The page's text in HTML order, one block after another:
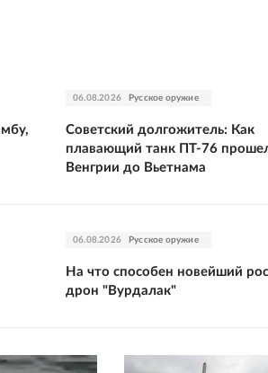
06.08.2026 Русское оружие
Советский долгожитель: Как
плавающий танк ПТ-76
Венгрии до Вьетнама
06.08.2026 Русское оружие
На что способен новейший
дрон "Вурдалак"